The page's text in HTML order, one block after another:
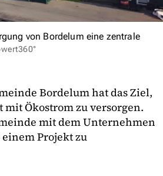
von Bordelum eine zentrale
Bordelum hat das Ziel,
Ökostrom zu versorgen.
mit dem Unternehmen
Projekt zu